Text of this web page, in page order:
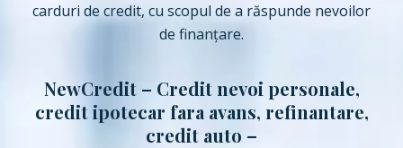
carduri de credit, cu scopul de a răspunde nevoilor
de finanţare.
NewCredit – Credit nevoi personale,
credit ipotecar fara avans, refinantare,
credit auto –